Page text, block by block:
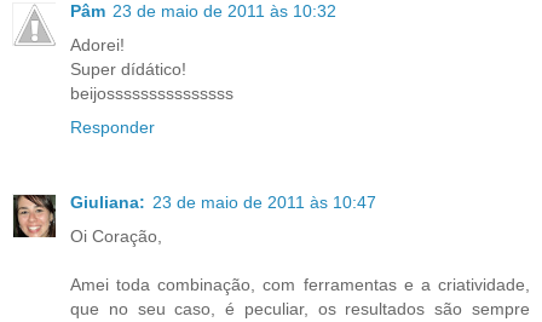
Pâm 23 de maio de 2011 às 10:32
Adorei!
Super dídático!
beijosssssssssssssss
Responder
Giuliana: 23 de maio de 2011 às 10:47
Oi Coração,
Amei toda combinação, com ferramentas e a criatividade,
que no seu caso, é peculiar, os resultados são sempre